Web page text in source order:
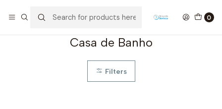
0
Casa de Banho
Filters